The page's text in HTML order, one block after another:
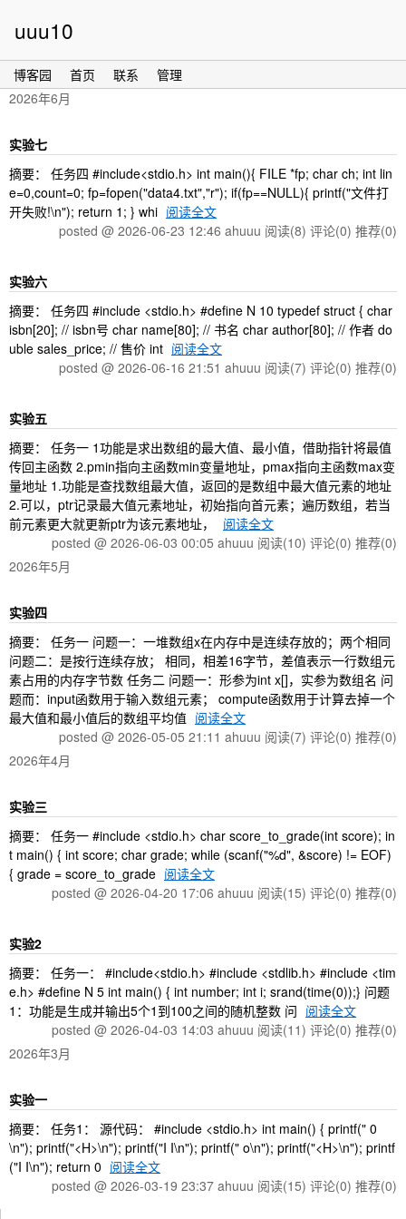
uuu10
博客园 首页 联系
管理
2026年6月
实验七
摘要： 任务四 #include<stdio.h> int main(){ FILE *fp; char ch; int lin
e=0,count=0; fp=fopen("data4.txt","r"); if(fp==NULL){ printf("文件打
开失败!\n"); return 1; } whi 阅读全文
posted @ 2026-06-23 12:46 ahuuu 阅读(8) 评论(0) 推荐(0)
实验六
摘要： 任务四 #include <stdio.h> #define N 10 typedef struct { char
isbn[20]; // isbn号 char name[80]; // 书名 char author[80]; // 作者 do
uble sales_price; // 售价 int 阅读全文
posted @ 2026-06-16 21:51 ahuuu 阅读(7) 评论(0) 推荐(0)
实验五
摘要： 任务一 1功能是求出数组的最大值、最小值，借助指针将最值
传回主函数 2.pmin指向主函数min变量地址，pmax指向主函数max变
量地址 1.功能是查找数组最大值，返回的是数组中最大值元素的地址
2.可以，ptr记录最大值元素地址，初始指向首元素；遍历数组，若当
前元素更大就更新ptr为该元素地址，
阅读全文
posted @ 2026-06-03 00:05 ahuuu 阅读(10) 评论(0) 推荐(0)
2026年5月
实验四
摘要： 任务一 问题一：一堆数组x在内存中是连续存放的；两个相同
问题二：是按行连续存放； 相同，相差16字节，差值表示一行数组元
素占用的内存字节数 任务二 问题一：形参为int x[]，实参为数组名 问
题而：input函数用于输入数组元素； compute函数用于计算去掉一个
最大值和最小值后的数组平均值 阅读全文
posted @ 2026-05-05 21:11 ahuuu 阅读(7) 评论(0) 推荐(0)
2026年4月
实验三
摘要： 任务一 #include <stdio.h> char score_to_grade(int score); in
t main() { int score; char grade; while (scanf("%d", &score) != EOF)
{ grade = score_to_grade 阅读全文
posted @ 2026-04-20 17:06 ahuuu 阅读(15) 评论(0) 推荐(0)
实验2
摘要： 任务一： #include<stdio.h> #include <stdlib.h> #include <tim
e.h> #define N 5 int main() { int number; int i; srand(time(0));} 问题
1：功能是生成并输出5个1到100之间的随机整数 问 阅读全文
posted @ 2026-04-03 14:03 ahuuu 阅读(11) 评论(0) 推荐(0)
2026年3月
实验一
摘要： 任务1： 源代码： #include <stdio.h> int main() { printf(" 0
\n"); printf("<H>\n"); printf("I I\n"); printf(" o\n"); printf("<H>\n"); printf
("I I\n"); return 0 阅读全文
posted @ 2026-03-19 23:37 ahuuu 阅读(15) 评论(0) 推荐(0)